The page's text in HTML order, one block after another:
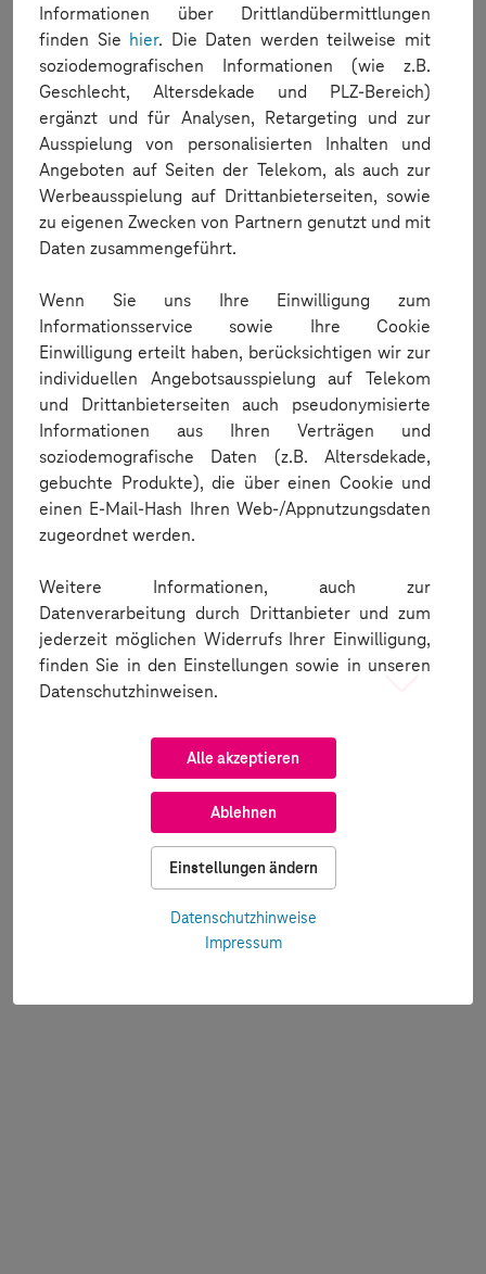
Informationen über Drittlandübermittlungen
finden Sie hier. Die Daten werden teilweise mit
soziodemografischen Informationen (wie z.B.
Geschlecht, Altersdekade und PLZ-Bereich)
ergänzt und für Analysen, Retargeting und zur
Ausspielung von personalisierten Inhalten und
Angeboten auf Seiten der Telekom, als auch zur
Werbeausspielung auf Drittanbieterseiten, sowie
zu eigenen Zwecken von Partnern genutzt und mit
Daten zusammengeführt.
Wenn Sie uns Ihre Einwilligung zum
Informationsservice sowie Ihre Cookie
Einwilligung erteilt haben, berücksichtigen wir zur
individuellen Angebotsausspielung auf Telekom
und Drittanbieterseiten auch pseudonymisierte
Informationen aus Ihren Verträgen und
soziodemografische Daten (z.B. Altersdekade,
gebuchte Produkte), die über einen Cookie und
einen E-Mail-Hash Ihren Web-/Appnutzungsdaten
zugeordnet werden.
Weitere Informationen, auch zur
Datenverarbeitung durch Drittanbieter und zum
jederzeit möglichen Widerrufs Ihrer Einwilligung,
finden Sie in den Einstellungen sowie in unseren
Datenschutzhinweisen.
Alle akzeptieren
Ablehnen
Einstellungen ändern
Datenschutzhinweise
Impressum